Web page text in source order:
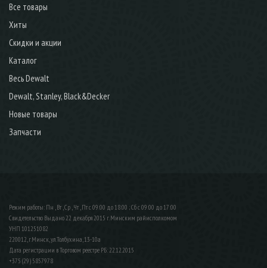
Все товары
Хиты
Скидки и акции
Каталог
Весь Dewalt
Dewalt, Stanley, Black&Decker
Новые товары
Запчасти
Режим работы: Пн , Вт , Ср , Чт , Пт c 09:00 до 18:00 ; Сб c 09:00 до 17:00
Свидетельство Выдано 22 декабря 2015 г. Минским райисполкомом
УНП 101251082
220012, г.Минск, ул.Толбухина, 13-10а
Дата регистрации в Торговом реестре РБ: 22.12.2015
+375 (29) 5857978